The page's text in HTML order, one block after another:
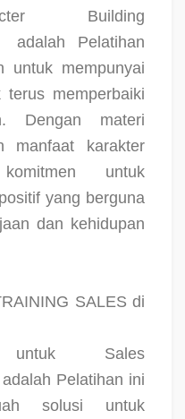
Building
adalah Pelatihan
untuk mempunyai
terus memperbaiki
Dengan materi
manfaat karakter
untuk
yang berguna
dan kehidupan
SALES di
Sales
adalah Pelatihan ini
solusi untuk